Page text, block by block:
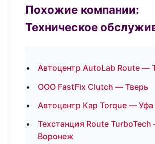
Похожие компании:
Техническое
Автоцентр AutoLab Route —
ООО FastFix Clutch — Тверь
Автоцентр Кар Torque — Уфа
Техстанция Route
Воронеж